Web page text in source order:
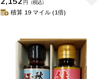
円 （税込）
積算 19 マイル (1倍)